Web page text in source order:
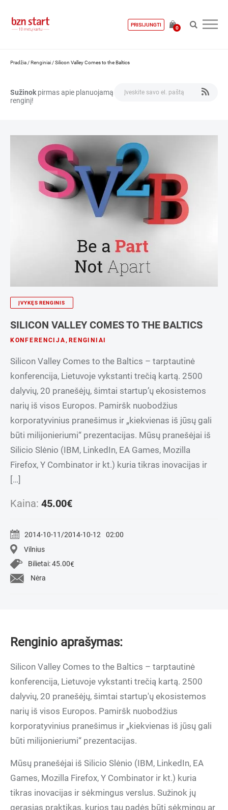
PRISIJUNGTI
0
Pradžia /Renginiai /Silicon Valley Comes to the Baltics
Sužinok pirmas apie planuojamą
renginį!
ĮVYKĘS RENGINIS
SILICON VALLEY COMES TO THE BALTICS
KONFERENCIJA, RENGINIAI
Silicon Valley Comes to the Baltics – tarptautinė
konferencija, Lietuvoje vykstanti trečią kartą. 2500
dalyvių, 20 pranešėjų, šimtai startup’ų ekosistemos
narių iš visos Europos. Pamiršk nuobodžius
korporatyvinius pranešimus ir „kiekvienas iš jūsų gali
būti milijonieriumi“ prezentacijas. Mūsų pranešėjai iš
Silicio Slėnio (IBM, LinkedIn, EA Games, Mozilla
Firefox, Y Combinator ir kt.) kuria tikras inovacijas ir
[…]
Kaina: 45.00€
2014-10-11/2014-10-12
02:00
Vilnius
Bilietai:45.00€
Nėra
Renginio aprašymas:
Silicon Valley Comes to the Baltics – tarptautinė
konferencija, Lietuvoje vykstanti trečią kartą. 2500
dalyvių, 20 pranešėjų, šimtai startup'ų ekosistemos
narių iš visos Europos. Pamiršk nuobodžius
korporatyvinius pranešimus ir „kiekvienas iš jūsų gali
būti milijonieriumi“ prezentacijas.
Mūsų pranešėjai iš Silicio Slėnio (IBM, LinkedIn, EA
Games, Mozilla Firefox, Y Combinator ir kt.) kuria
tikras inovacijas ir sėkmingus verslus. Sužinok jų
gerąsias praktikas, kurios tau padės būti sėkmingu ar